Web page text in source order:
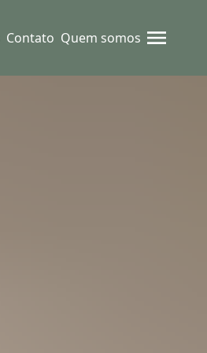
Contato Quem somos